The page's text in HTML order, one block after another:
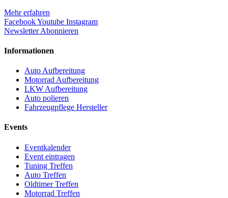
Mehr erfahren
FacebookYoutube Instagram
Newsletter Abonnieren
Informationen
Auto Aufbereitung
Motorrad Aufbereitung
LKW Aufbereitung
Auto polieren
Fahrzeugpflege Hersteller
Events
Eventkalender
Event eintragen
Tuning Treffen
Auto Treffen
Oldtimer Treffen
Motorrad Treffen